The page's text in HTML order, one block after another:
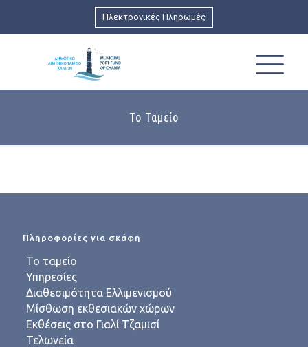
Ηλεκτρονικές Πληρωμές
Το Ταμείο
Πληροφορίες για σκάφη
Το ταμείο
Υπηρεσίες
Διαθεσιμότητα Ελλιμενισμού
Μίσθωση εκθεσιακών χώρων
Εκθέσεις στο Γιαλί Τζαμισί
Τελωνεία